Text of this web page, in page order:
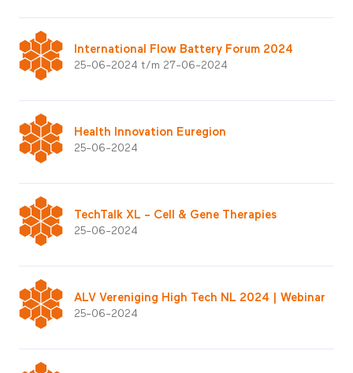
International Flow Battery Forum 2024
25-06-2024 t/m 27-06-2024
Health Innovation Euregion
25-06-2024
TechTalk XL – Cell & Gene Therapies
25-06-2024
ALV Vereniging High Tech NL 2024 | Webinar
25-06-2024